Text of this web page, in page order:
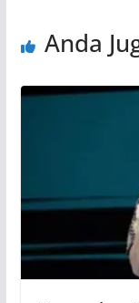
Anda